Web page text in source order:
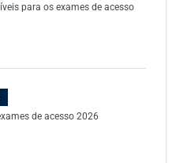
para os exames de acesso
de acesso 2026